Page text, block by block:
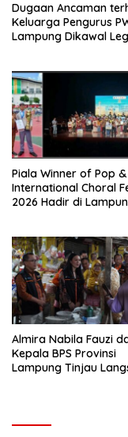
Dugaan Ancaman
Keluarga Pengurus
Lampung Dikawal
Piala Winner of Pop
International Choral
2026 Hadir di
Almira Nabila Fauzi
Kepala BPS Provinsi
Lampung Tinjau